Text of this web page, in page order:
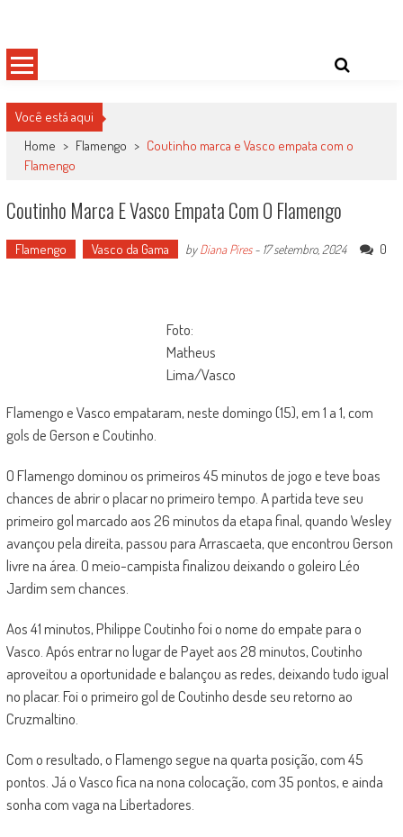
content
Você está aqui
Home > Flamengo > Coutinho marca e Vasco empata com o
Flamengo
Coutinho Marca E Vasco Empata Com O Flamengo
Flamengo Vasco da Gama byDiana Pires- 17 setembro, 2024 0
Foto:
Matheus
Lima/Vasco
Flamengo e Vasco empataram, neste domingo (15), em 1 a 1, com
gols de Gerson e Coutinho.
O Flamengo dominou os primeiros 45 minutos de jogo e teve boas
chances de abrir o placar no primeiro tempo. A partida teve seu
primeiro gol marcado aos 26 minutos da etapa final, quando Wesley
avançou pela direita, passou para Arrascaeta, que encontrou Gerson
livre na área. O meio-campista finalizou deixando o goleiro Léo
Jardim sem chances.
Aos 41 minutos, Philippe Coutinho foi o nome do empate para o
Vasco. Após entrar no lugar de Payet aos 28 minutos, Coutinho
aproveitou a oportunidade e balançou as redes, deixando tudo igual
no placar. Foi o primeiro gol de Coutinho desde seu retorno ao
Cruzmaltino.
Com o resultado, o Flamengo segue na quarta posição, com 45
pontos. Já o Vasco fica na nona colocação, com 35 pontos, e ainda
sonha com vaga na Libertadores.